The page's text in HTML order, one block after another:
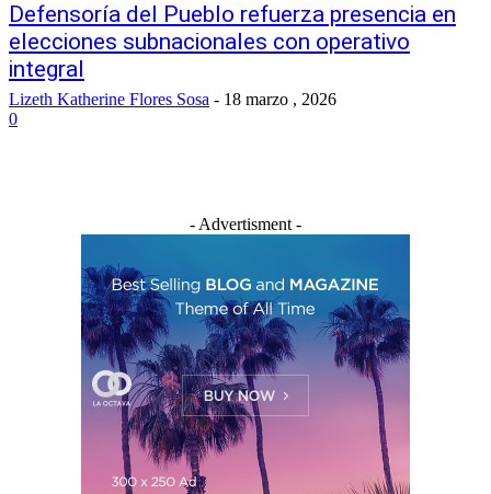
Defensoría del Pueblo refuerza presencia en
elecciones subnacionales con operativo
integral
Lizeth Katherine Flores Sosa - 18 marzo , 2026
0
- Advertisment -